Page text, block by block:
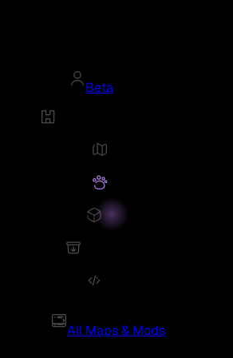
Beta
All Maps & Mods